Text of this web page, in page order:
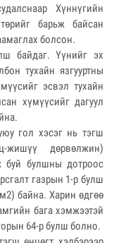
Хүннүгийн
барьж байсан
болсон.
байдаг. Үүнийг эх
тухайн язгууртны
эсвэл тухайн
хүмүүсийг дагуул
гол хэсэг нь тэгш
жишүү дөрвөлжин)
буй булшны дотроос
газрын 1-р булш
байна. Харин өдгөө
бага хэмжээтэй
64-р булш болно.